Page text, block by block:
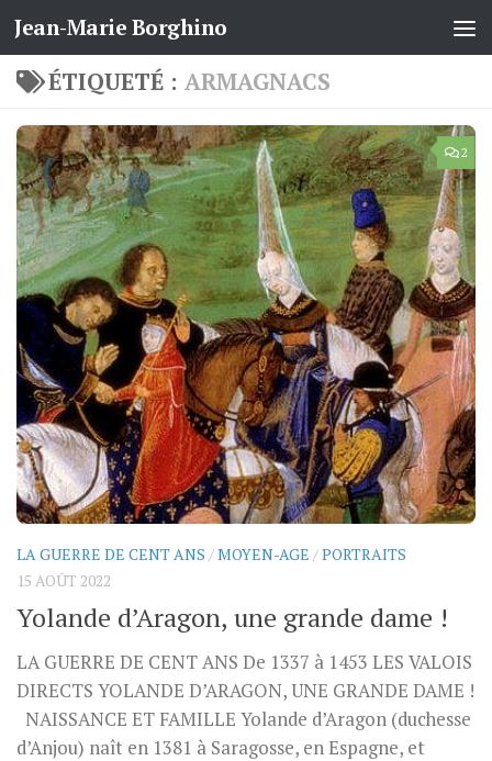
Skip to content
Jean-Marie Borghino
ÉTIQUETÉ : ARMAGNACS
2
LA GUERRE DE CENT ANS /MOYEN-AGE /PORTRAITS
15 AOÛT 2022
Yolande d’Aragon, une grande dame !
LA GUERRE DE CENT ANS De 1337 à 1453 LES VALOIS
DIRECTS YOLANDE D’ARAGON, UNE GRANDE DAME !
NAISSANCE ET FAMILLE Yolande d’Aragon (duchesse
d’Anjou) naît en 1381 à Saragosse, en Espagne, et